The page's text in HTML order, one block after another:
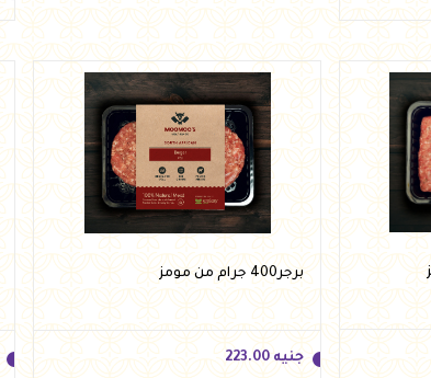
جنيه 446.00
أضف للسلة
برجر400 جرام من مومز
جنيه 223.00